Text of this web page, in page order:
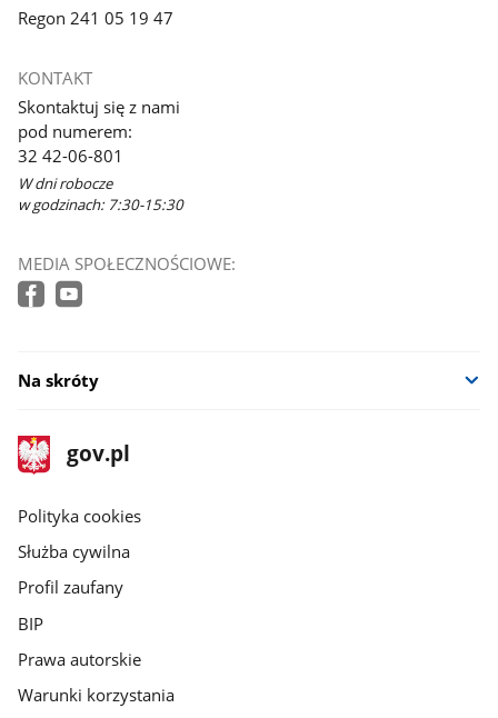
Regon 241 05 19 47
KONTAKT
Skontaktuj się z nami
pod numerem:
32 42-06-801
W dni robocze
w godzinach: 7:30-15:30
MEDIA SPOŁECZNOŚCIOWE:
Na skróty
stopka
gov.pl
Strona
gov.pl
gov.pl
Polityka cookies
Służba cywilna
Profil zaufany
BIP
Prawa autorskie
Warunki korzystania